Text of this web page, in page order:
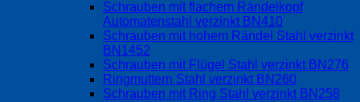
Schrauben mit flachem Rändelkopf
Automatenstahl verzinkt BN410
Schrauben mit hohem Rändel Stahl verzinkt
BN1452
Schrauben mit Flügel Stahl verzinkt BN276
Ringmuttern Stahl verzinkt BN260
Schrauben mit Ring Stahl verzinkt BN258